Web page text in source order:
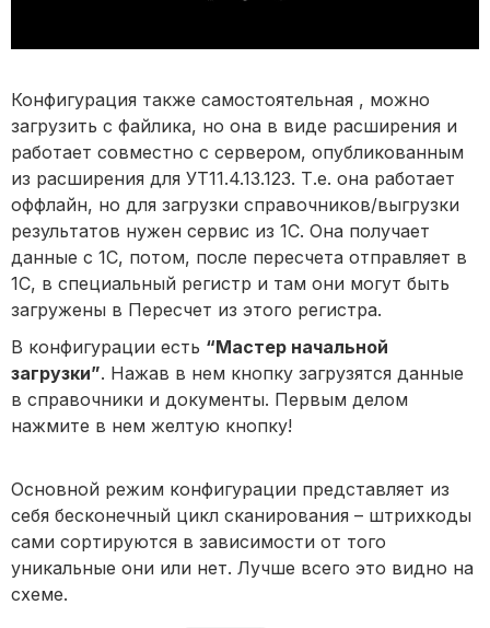
Конфигурация также самостоятельная , можно
загрузить с файлика, но она в виде расширения и
работает совместно с сервером, опубликованным
из расширения для УТ11.4.13.123. Т.е. она работает
оффлайн, но для загрузки справочников/выгрузки
результатов нужен сервис из 1С. Она получает
данные с 1С, потом, после пересчета отправляет в
1С, в специальный регистр и там они могут быть
загружены в Пересчет из этого регистра.
В конфигурации есть “Мастер начальной
загрузки”. Нажав в нем кнопку загрузятся данные
в справочники и документы. Первым делом
нажмите в нем желтую кнопку!
Основной режим конфигурации представляет из
себя бесконечный цикл сканирования – штрихкоды
сами сортируются в зависимости от того
уникальные они или нет. Лучше всего это видно на
схеме.